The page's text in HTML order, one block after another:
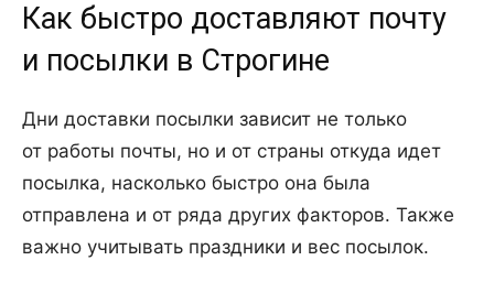
Как быстро доставляют почту
и посылки в Строгине
Дни доставки посылки зависит не только
от работы почты, но и от страны откуда идет
посылка, насколько быстро она была
отправлена и от ряда других факторов. Также
важно учитывать праздники и вес посылок.